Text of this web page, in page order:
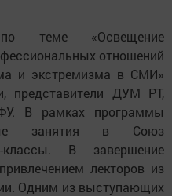
теме «Освещение
отношений
и экстремизма в СМИ»
представители ДУМ РТ,
В рамках программы
занятия в Союз
классы. В завершение
лекторов из
Одним из выступающих